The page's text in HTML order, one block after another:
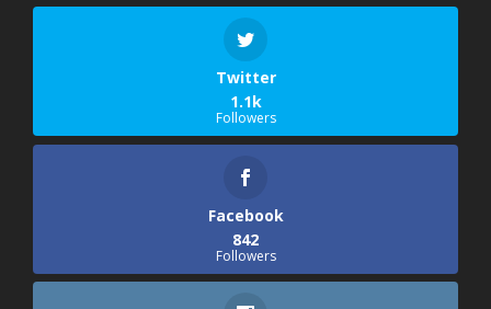
Twitter
1.1k
Followers
Facebook
842
Followers